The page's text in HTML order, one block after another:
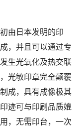
由日本发明的印
，并且可以通过专
生光氧化及热交联
光敏印章完全颠覆
成，具有成像极其
迹可与印刷品质媲
，无需印台，一次